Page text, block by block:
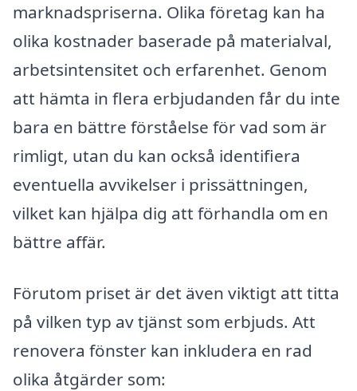
marknadspriserna. Olika företag kan ha
olika kostnader baserade på materialval,
arbetsintensitet och erfarenhet. Genom
att hämta in flera erbjudanden får du inte
bara en bättre förståelse för vad som är
rimligt, utan du kan också identifiera
eventuella avvikelser i prissättningen,
vilket kan hjälpa dig att förhandla om en
bättre affär.
Förutom priset är det även viktigt att titta
på vilken typ av tjänst som erbjuds. Att
renovera fönster kan inkludera en rad
olika åtgärder som: